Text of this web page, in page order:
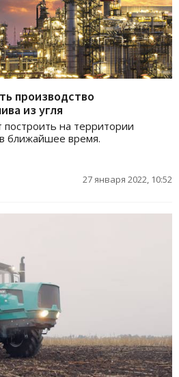
производство
из угля
на территории
ближайшее время.
27 января 2022, 10:52